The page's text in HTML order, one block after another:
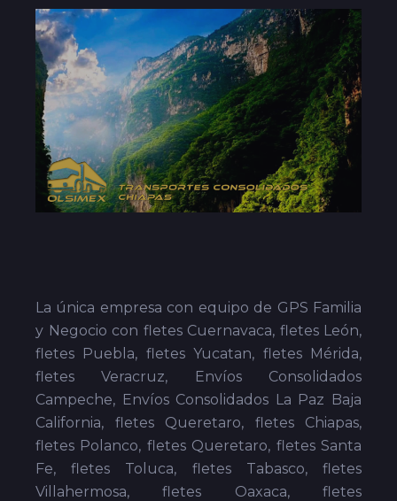
La única empresa con equipo de GPS Familia
y Negocio con fletes Cuernavaca, fletes León,
fletes Puebla, fletes Yucatan, fletes Mérida,
fletes Veracruz, Envíos Consolidados
Campeche, Envíos Consolidados La Paz Baja
California, fletes Queretaro, fletes Chiapas,
fletes Polanco, fletes Queretaro, fletes Santa
Fe, fletes Toluca, fletes Tabasco, fletes
Villahermosa, fletes Oaxaca, fletes